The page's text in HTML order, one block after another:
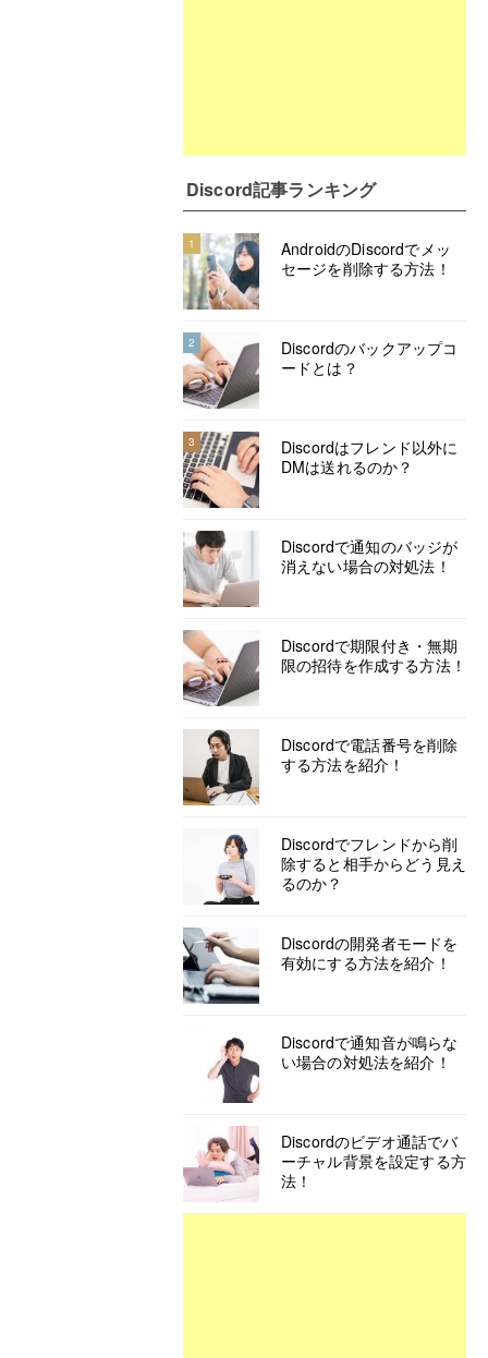
Discord記事ランキング
1
AndroidのDiscordでメッ
セージを削除する方法！
2
Discordのバックアップコ
ードとは？
3
Discordはフレンド以外に
DMは送れるのか？
Discordで通知のバッジが
消えない場合の対処法！
Discordで期限付き・無期
限の招待を作成する方法！
Discordで電話番号を削除
する方法を紹介！
Discordでフレンドから削
除すると相手からどう見え
るのか？
Discordの開発者モードを
有効にする方法を紹介！
Discordで通知音が鳴らな
い場合の対処法を紹介！
Discordのビデオ通話でバ
ーチャル背景を設定する方
法！